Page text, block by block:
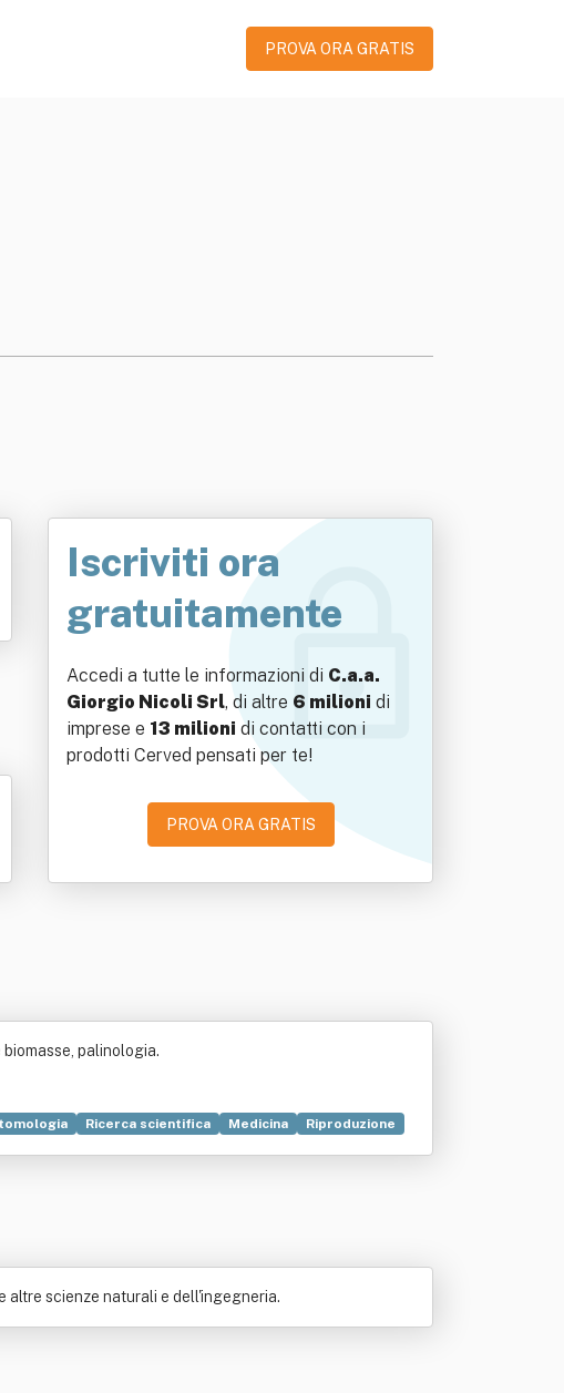
PROVA ORA GRATIS
Iscriviti ora
gratuitamente
Accedi a tutte le informazioni di C.a.a.
Giorgio Nicoli Srl, di altre 6 milioni di
imprese e 13 milioni di contatti con i
prodotti Cerved pensati per te!
PROVA ORA GRATIS
palinologia.
Ricerca scientifica Medicina
Riproduzione
altre scienze naturali e dell'ingegneria.